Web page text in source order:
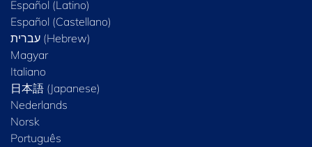
Español (Latino)
Español (Castellano)
Magyar
Italiano
日本語 (Japanese)
Nederlands
Norsk
Português